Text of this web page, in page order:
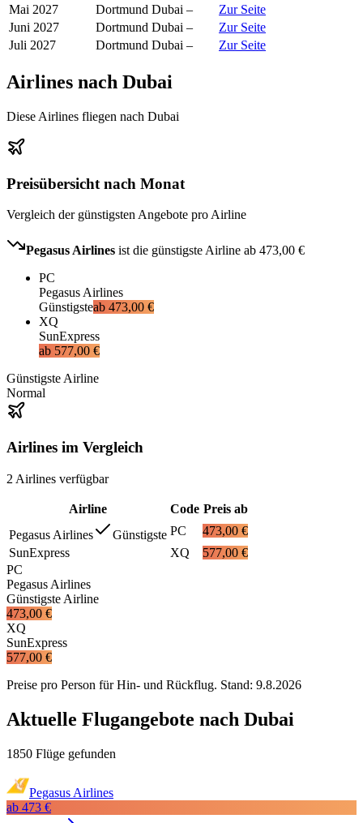
Mai 2027
Dortmund Dubai –
Zur Seite
Juni 2027
Dortmund Dubai –
Zur Seite
Juli 2027
Dortmund Dubai – Zur Seite
Airlines nach Dubai
Diese Airlines fliegen nach Dubai
Preisübersicht nach Monat
Vergleich der günstigsten Angebote pro Airline
Pegasus Airlines ist die günstigste Airline ab 473,00 €
PC
Pegasus Airlines
Günstigsteab 473,00 €
XQ
SunExpress
ab 577,00 €
Günstigste Airline
Normal
Airlines im Vergleich
2 Airlines verfügbar
Airline Code Preis ab
Pegasus Airlines
Günstigste PC
473,00 €
SunExpress
XQ
577,00 €
PC
Pegasus Airlines
Günstigste Airline
473,00 €
XQ
SunExpress
577,00 €
Preise pro Person für Hin- und Rückflug. Stand: 9.8.2026
Aktuelle Flugangebote nach Dubai
1850 Flüge gefunden
Pegasus Airlines
ab 473 €